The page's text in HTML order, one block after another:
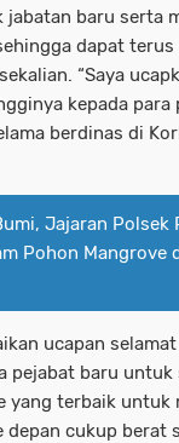
baru serta
dapat
“Saya
kepada para
berdinas di
Jajaran Polsek
Pohon Mangrove
ucapan
pejabat baru untuk
yang terbaik untuk
cukup berat